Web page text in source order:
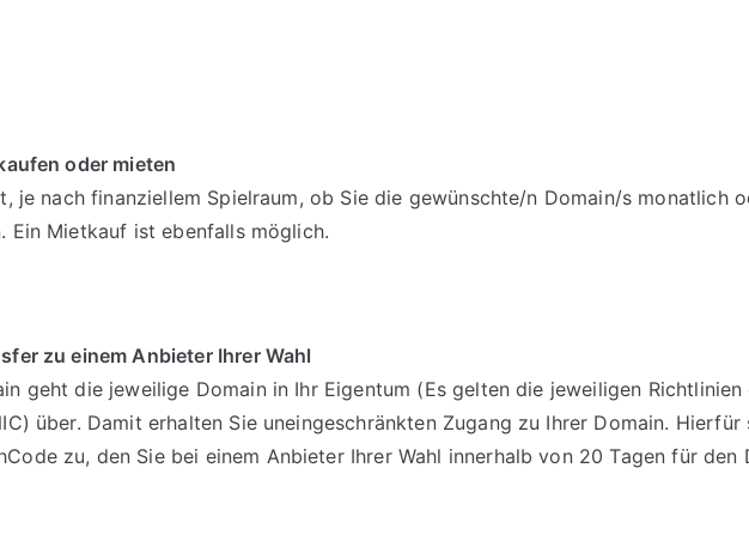
oder mieten
je nach finanziellem Spielraum, ob Sie die gewünschte/n Domain/s monatlich
Ein Mietkauf ist ebenfalls möglich.
zu einem Anbieter Ihrer Wahl
geht die jeweilige Domain in Ihr Eigentum (Es gelten die jeweiligen
über. Damit erhalten Sie uneingeschränkten Zugang zu Ihrer Domain.
zu, den Sie bei einem Anbieter Ihrer Wahl innerhalb von 20 Tagen für den